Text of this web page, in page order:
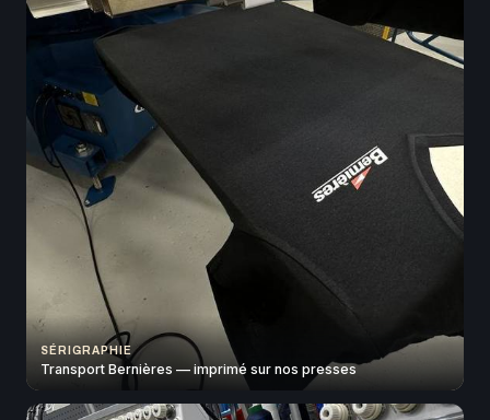
SÉRIGRAPHIE
Transport Bernières — imprimé sur nos presses